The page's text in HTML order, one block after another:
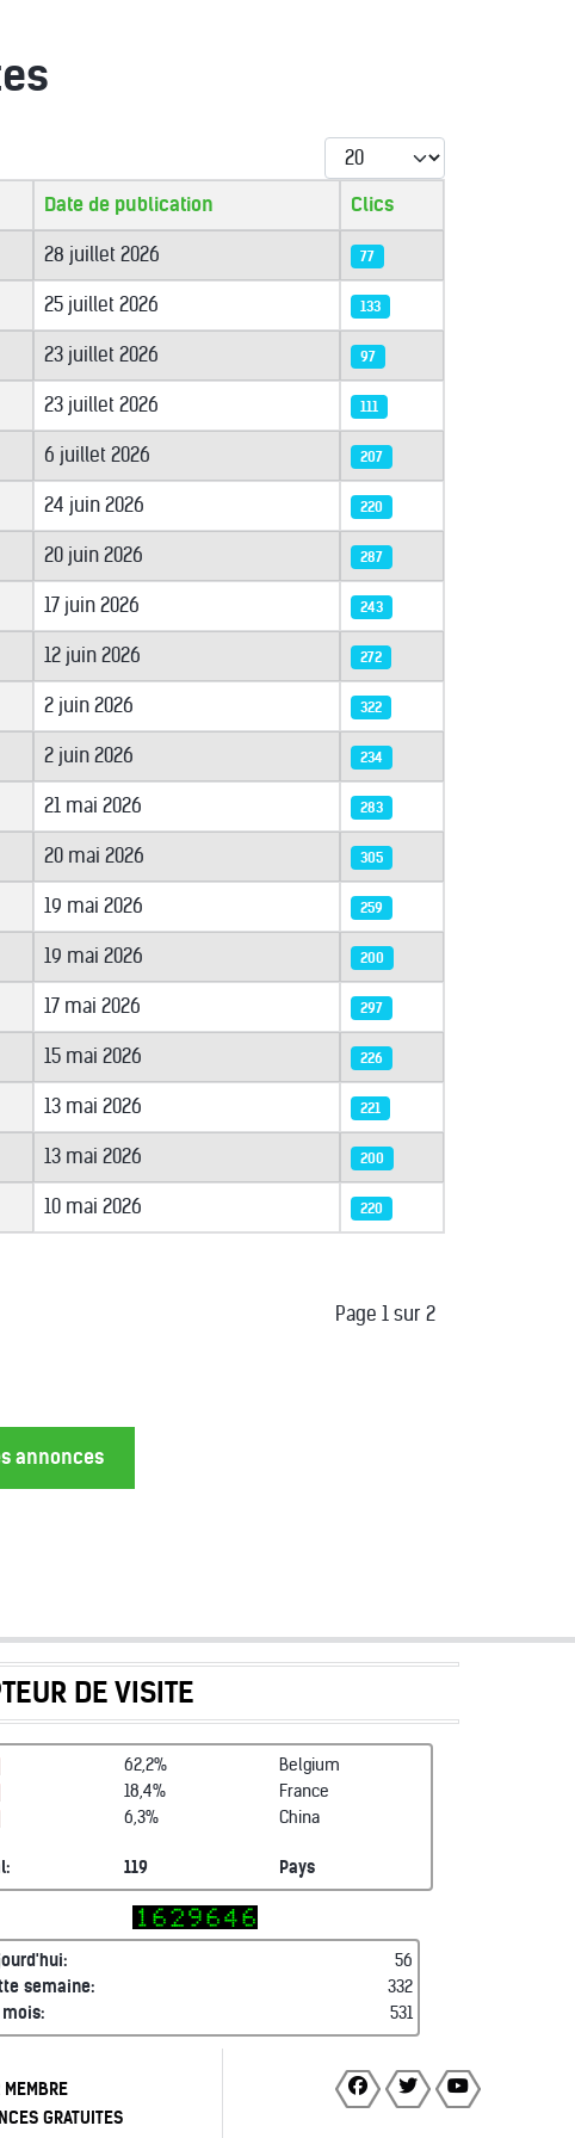
Afficher #
Date de publication Clics
28 juillet 2026 77
25 juillet 2026 133
23 juillet 2026 97
23 juillet 2026 111
6 juillet 2026 207
24 juin 2026 220
20 juin 2026 287
17 juin 2026 243
12 juin 2026 272
2 juin 2026 322
2 juin 2026 234
21 mai 2026 283
20 mai 2026 305
19 mai 2026 259
19 mai 2026 200
17 mai 2026 297
15 mai 2026 226
13 mai 2026 221
13 mai 2026 200
10 mai 2026 220
Page 1 sur 2
annonces
DE VISITE
62,2%
Belgium
18,4%
France
6,3%
China
119 Pays
56
semaine:
332
531
MEMBRE
GRATUITES